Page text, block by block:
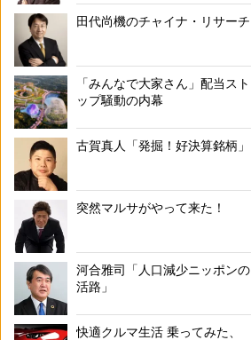
田代尚機のチャイナ・リサーチ
「みんなで大家さん」配当スト
ップ騒動の内幕
古賀真人「発掘！好決算銘柄」
突然マルサがやって来た！
河合雅司「人口減少ニッポンの
活路」
快適クルマ生活 乗ってみた、